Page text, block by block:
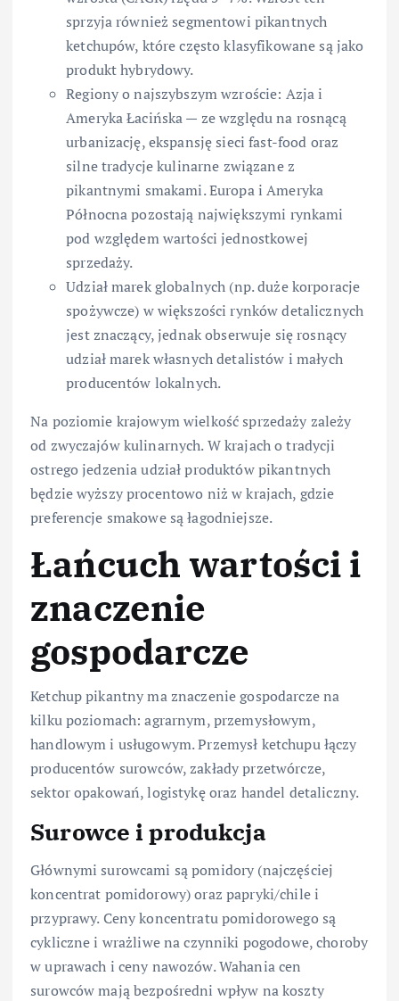
sprzyja również segmentowi pikantnych
ketchupów, które często klasyfikowane są jako
produkt hybrydowy.
Regiony o najszybszym wzroście: Azja i
Ameryka Łacińska — ze względu na rosnącą
urbanizację, ekspansję sieci fast-food oraz
silne tradycje kulinarne związane z
pikantnymi smakami. Europa i Ameryka
Północna pozostają największymi rynkami
pod względem wartości jednostkowej
sprzedaży.
Udział marek globalnych (np. duże korporacje
spożywcze) w większości rynków detalicznych
jest znaczący, jednak obserwuje się rosnący
udział marek własnych detalistów i małych
producentów lokalnych.
Na poziomie krajowym wielkość sprzedaży zależy
od zwyczajów kulinarnych. W krajach o tradycji
ostrego jedzenia udział produktów pikantnych
będzie wyższy procentowo niż w krajach, gdzie
preferencje smakowe są łagodniejsze.
Łańcuch wartości i
znaczenie
gospodarcze
Ketchup pikantny ma znaczenie gospodarcze na
kilku poziomach: agrarnym, przemysłowym,
handlowym i usługowym. Przemysł ketchupu łączy
producentów surowców, zakłady przetwórcze,
sektor opakowań, logistykę oraz handel detaliczny.
Surowce i produkcja
Głównymi surowcami są pomidory (najczęściej
koncentrat pomidorowy) oraz papryki/chile i
przyprawy. Ceny koncentratu pomidorowego są
cykliczne i wrażliwe na czynniki pogodowe, choroby
w uprawach i ceny nawozów. Wahania cen
surowców mają bezpośredni wpływ na koszty